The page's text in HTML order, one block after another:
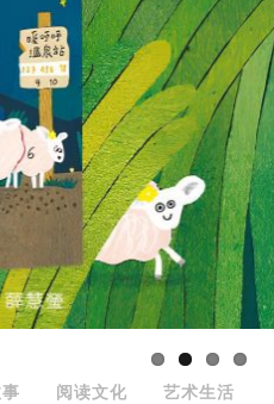
阅读文化 艺术生活